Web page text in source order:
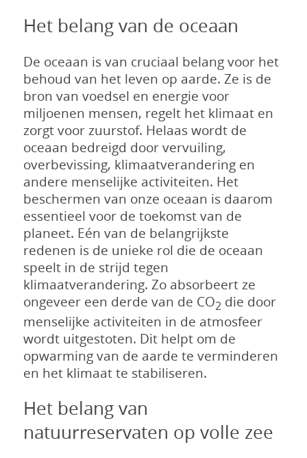
Het belang van de oceaan
De oceaan is van cruciaal belang voor het
behoud van het leven op aarde. Ze is de
bron van voedsel en energie voor
miljoenen mensen, regelt het klimaat en
zorgt voor zuurstof. Helaas wordt de
oceaan bedreigd door vervuiling,
overbevissing, klimaatverandering en
andere menselijke activiteiten. Het
beschermen van onze oceaan is daarom
essentieel voor de toekomst van de
planeet. Eén van de belangrijkste
redenen is de unieke rol die de oceaan
speelt in de strijd tegen
klimaatverandering. Zo absorbeert ze
ongeveer een derde van de CO2 die door
menselijke activiteiten in de atmosfeer
wordt uitgestoten. Dit helpt om de
opwarming van de aarde te verminderen
en het klimaat te stabiliseren.
Het belang van
natuurreservaten op volle zee